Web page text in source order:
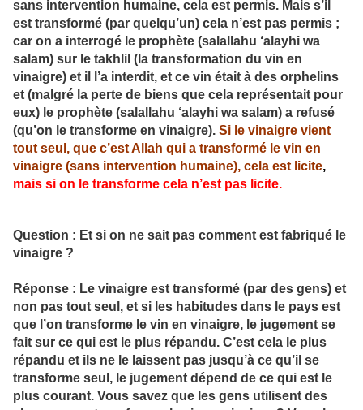
sans intervention humaine, cela est permis. Mais s’il
est transformé (par quelqu’un) cela n’est pas permis ;
car on a interrogé le prophète (salallahu ‘alayhi wa
salam) sur le takhlil (la transformation du vin en
vinaigre) et il l’a interdit, et ce vin était à des orphelins
et (malgré la perte de biens que cela représentait pour
eux) le prophète (salallahu ‘alayhi wa salam) a refusé
(qu’on le transforme en vinaigre). Si le vinaigre vient
tout seul, que c’est Allah qui a transformé le vin en
vinaigre (sans intervention humaine), cela est licite,
mais si on le transforme cela n’est pas licite.
Question : Et si on ne sait pas comment est fabriqué le
vinaigre ?
Réponse : Le vinaigre est transformé (par des gens) et
non pas tout seul, et si les habitudes dans le pays est
que l’on transforme le vin en vinaigre, le jugement se
fait sur ce qui est le plus répandu. C’est cela le plus
répandu et ils ne le laissent pas jusqu’à ce qu’il se
transforme seul, le jugement dépend de ce qui est le
plus courant. Vous savez que les gens utilisent des